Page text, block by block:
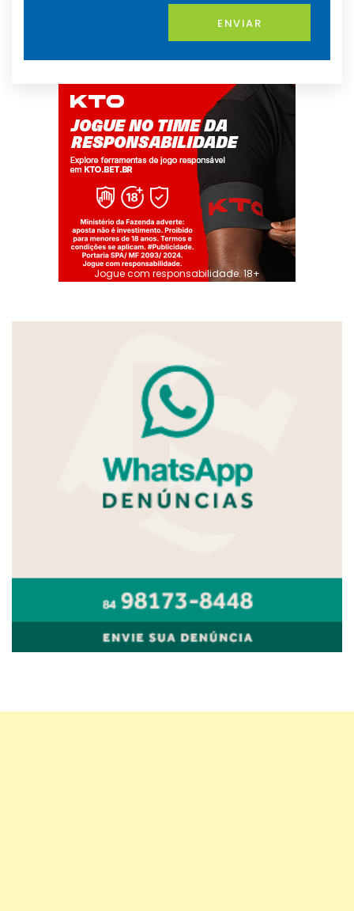
ENVIAR
Jogue com responsabilidade. 18+